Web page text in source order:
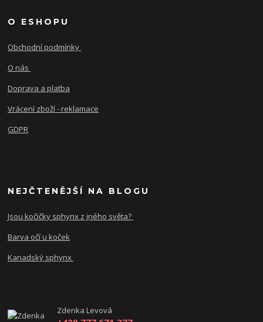
O ESHOPU
Obchodní podmínky
O nás
Doprava a platba
Vrácení zboží - reklamace
GDPR
NEJČTENĚJŠÍ NA BLOGU
Jsou kočičky sphynx z jného světa?
Barva očí u koček
Kanadský sphynx
Zdenka Levová